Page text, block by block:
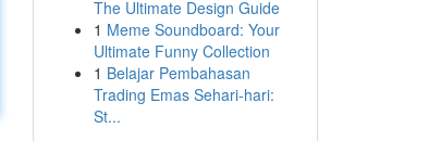
The Ultimate Design Guide
1 Meme Soundboard: Your
Ultimate Funny Collection
1 Belajar Pembahasan
Trading Emas Sehari-hari:
St...